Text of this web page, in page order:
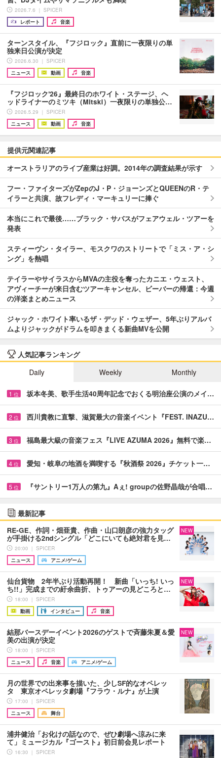
2026.7.6 ｜ SPICER
レポート
音楽
ターンスタイル、『フジロック』直前に一夜限りの単
独来日公演が決定
2026.6.30 ｜ SPICER
ニュース
動画 音楽
『フジロック'26』最終日のホワイト・ステージ、ヘ
ッドライナーのミツキ（Mitski）一夜限りの単独公…
2026.5.29 ｜ SPICER
ニュース
動画 音楽
提供元関連記事
オーストラリアのライブ産業は好調。2014年の調査結果が示す
フー・ファイターズがZepのJ・P・ジョーンズとQUEENのR・テ
イラーと共演、故フレディ・マーキュリーに捧ぐ
本当にこれで最後……ブラック・サバスがフェアウェル・ツアーを
発表
スティーヴン・タイラー、モスクワのストリートで「ミス・ア・シ
ング」を熱唱
テイラーやサイラスからMVAの主役を奪ったカニエ・ウェスト、
アヴィーチーが来日含むツアーキャンセル、ビーバーの帰還：今週
の洋楽まとめニュース
ジャック・ホワイト率いるザ・デッド・ウェザー、5年ぶりアルバ
ムよりジャックがドラムを叩きまくる新曲MVを公開
人気記事ランキング
Daily
Weekly Monthly
1 位 坂本冬美、歌手生活40周年記念でおくる明治座公演のメイ…
2 位 西川貴教に直撃、滋賀最大の音楽イベント『FEST. INAZU…
3 位 福島最大級の音楽フェス『LIVE AZUMA 2026』無料で楽…
4 位 愛知・岐阜の地酒を満喫する『秋酒祭 2026』チケット一…
5 位 『サントリー1万人の第九』Aぇ! groupの佐野晶哉が合唱…
最新記事
RE-GE、作詞・畑亜貴、作曲・山口朗彦の強力タッグ
が手掛ける2ndシングル「どこにいても絶対君を見…
20:00 ｜ SPICER
ニュース
アニメ/ゲーム
NEW
仙台貨物 2年半ぶり活動再開！ 新曲「いっち! いっ
ち!!」完成までの紆余曲折、トゥアーの見どころと…
18:00 ｜ SPICER
動画
インタビュー 音楽
NEW
結那バースデーイベント2026のゲストで斉藤朱夏＆愛
美の出演が決定
18:00 ｜ SPICER
ニュース
音楽 アニメ/ゲーム
NEW
月の世界での出来事を描いた、少しSF的なオペレッ
タ 東京オペレッタ劇場『フラウ・ルナ』が上演
17:00 ｜ SPICER
ニュース
舞台
浦井健治「お化けの話なので、ぜひ劇場へ涼みに来
て」ミュージカル『ゴースト』初日前会見レポート
16:30 ｜ SPICER